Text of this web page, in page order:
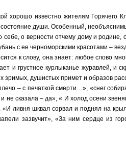
хорошо известно жителям Горячего
души. Особенный,
о верности отчему дому и
с ее черноморскими красотами –
к слову, она знает: любое слово
и грустное курлыканье журавлей,
зримых, душистых примет и образов
– с печаткой смерти…», «снег
не сказала – да», « И холод осени
ливня шквал сорвал и поднял на
зазвучит», «За ним сердце из